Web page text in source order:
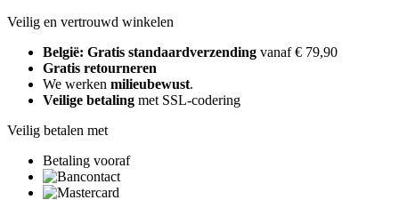
Veilig en vertrouwd winkelen
België: Gratis standaardverzending vanaf € 79,90
Gratis retourneren
We werken milieubewust.
Veilige betaling met SSL-codering
Veilig betalen met
Betaling vooraf